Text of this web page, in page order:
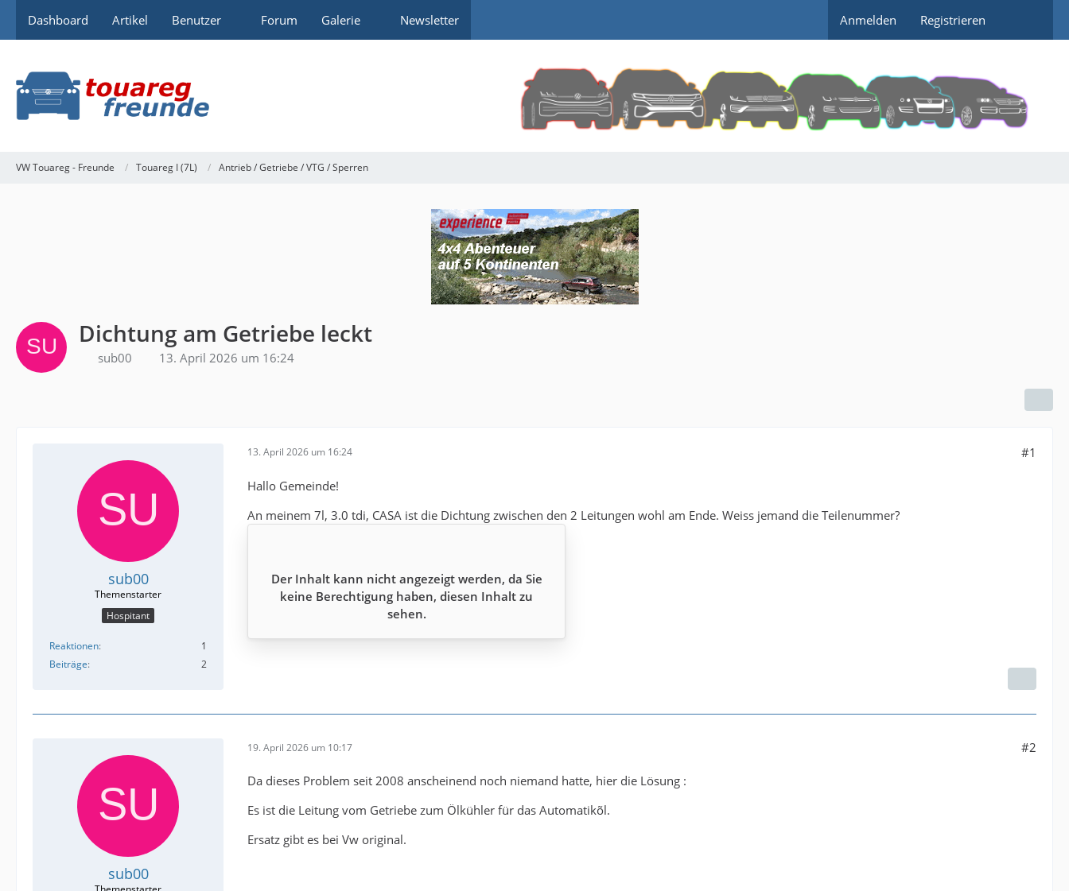
Dashboard Artikel Benutzer Forum Galerie Newsletter Anmelden Registrieren
VW Touareg - Freunde Touareg I (7L) Antrieb / Getriebe / VTG / Sperren
Dichtung am Getriebe leckt
sub00 13. April 2026 um 16:24
sub00
Hospitant
Reaktionen
1
Beiträge
2
13. April 2026 um 16:24 #1
Hallo Gemeinde!
An meinem 7l, 3.0 tdi, CASA ist die Dichtung zwischen den 2 Leitungen wohl am Ende. Weiss jemand die Teilenummer?
Der Inhalt kann nicht angezeigt werden, da Sie
keine Berechtigung haben, diesen Inhalt zu
sehen.
sub00
19. April 2026 um 10:17 #2
Da dieses Problem seit 2008 anscheinend noch niemand hatte, hier die Lösung :
Es ist die Leitung vom Getriebe zum Ölkühler für das Automatikõl.
Ersatz gibt es bei Vw original.